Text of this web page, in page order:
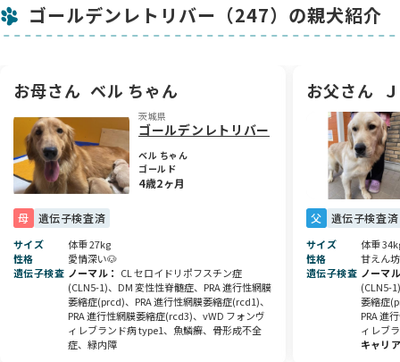
子犬代金に含まれているもの
● 血統証明書
必須経費
● ワクチン接種費 1回分 11,000円
おすすめ品
● 今食べているドッグフード 6キロ（3週間分） 11,000円
● サプリメント（2か月分） 3,600円
---------------------------------------------------------
販売の条件
●１才半までに股関節レントゲンを撮影し、評価を受けて頂く
● 避妊・去勢を実施し、証明書を提出して頂くこと。
● 室内で飼育していただくこと。
ゴールデンレトリバー（247）の親犬紹介
お母さん ベル ちゃん
茨城県
ゴールデンレトリバー
ベル ちゃん
ゴールド
4歳2ヶ月
母 遺伝子検査済
サイズ
体重 27kg
性格
愛情深い🐶
遺伝子検査 ノーマル
CL セロイドリポフスチン症
(CLN5-1)、DM 変性性脊髄症、PRA 進行性網膜
萎縮症(prcd)、PRA 進行性網膜萎縮症(rcd1)、
PRA 進行性網膜萎縮症(rcd3)、vWD フォンヴ
ィレブランド病 type1、魚鱗癬、骨形成不全
症、緑内障
お父さん
父 遺伝子検査済
サイズ
体重
性格
甘えん
遺伝子検査 ノーマ
(CLN5-
萎縮症
PRA 進
ィレブ
キャリ